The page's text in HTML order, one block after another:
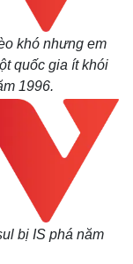
khó nhưng em
quốc gia ít khói
1996.
bị IS phá năm